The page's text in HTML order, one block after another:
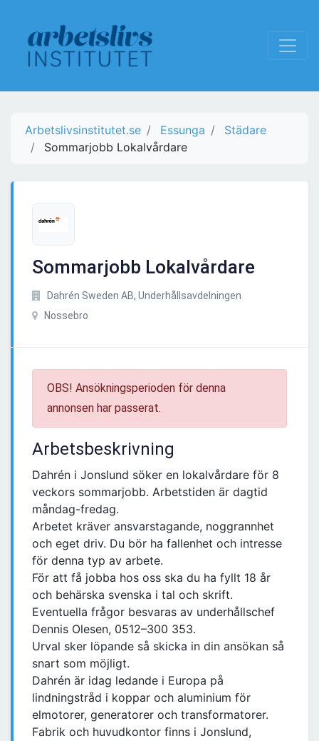
Arbetslivsinstitutet.se Essunga
Städare
Sommarjobb Lokalvårdare
Sommarjobb Lokalvårdare
Dahrén Sweden AB, Underhållsavdelningen
Nossebro
OBS! Ansökningsperioden för denna
annonsen har passerat.
Arbetsbeskrivning
Dahrén i Jonslund söker en lokalvårdare för 8
veckors sommarjobb. Arbetstiden är dagtid
måndag-fredag.
Arbetet kräver ansvarstagande, noggrannhet
och eget driv. Du bör ha fallenhet och intresse
för denna typ av arbete.
För att få jobba hos oss ska du ha fyllt 18 år
och behärska svenska i tal och skrift.
Eventuella frågor besvaras av underhållschef
Dennis Olesen, 0512–300 353.
Urval sker löpande så skicka in din ansökan så
snart som möjligt.
Dahrén är idag ledande i Europa på
lindningstråd i koppar och aluminium för
elmotorer, generatorer och transformatorer.
Fabrik och huvudkontor finns i Jonslund,